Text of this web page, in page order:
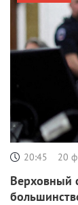
20:45 20
Верховный